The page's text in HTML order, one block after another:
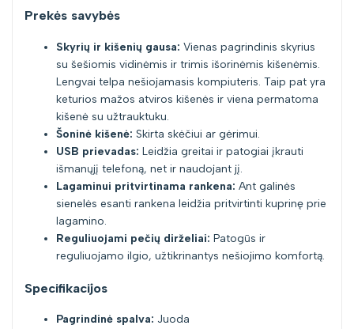
Prekės savybės
Skyrių ir kišenių gausa: Vienas pagrindinis skyrius
su šešiomis vidinėmis ir trimis išorinėmis kišenėmis.
Lengvai telpa nešiojamasis kompiuteris. Taip pat yra
keturios mažos atviros kišenės ir viena permatoma
kišenė su užtrauktuku.
Šoninė kišenė: Skirta skėčiui ar gėrimui.
USB prievadas: Leidžia greitai ir patogiai įkrauti
išmanųjį telefoną, net ir naudojant jį.
Lagaminui pritvirtinama rankena: Ant galinės
sienelės esanti rankena leidžia pritvirtinti kuprinę prie
lagamino.
Reguliuojami pečių dirželiai: Patogūs ir
reguliuojamo ilgio, užtikrinantys nešiojimo komfortą.
Specifikacijos
Pagrindinė spalva: Juoda